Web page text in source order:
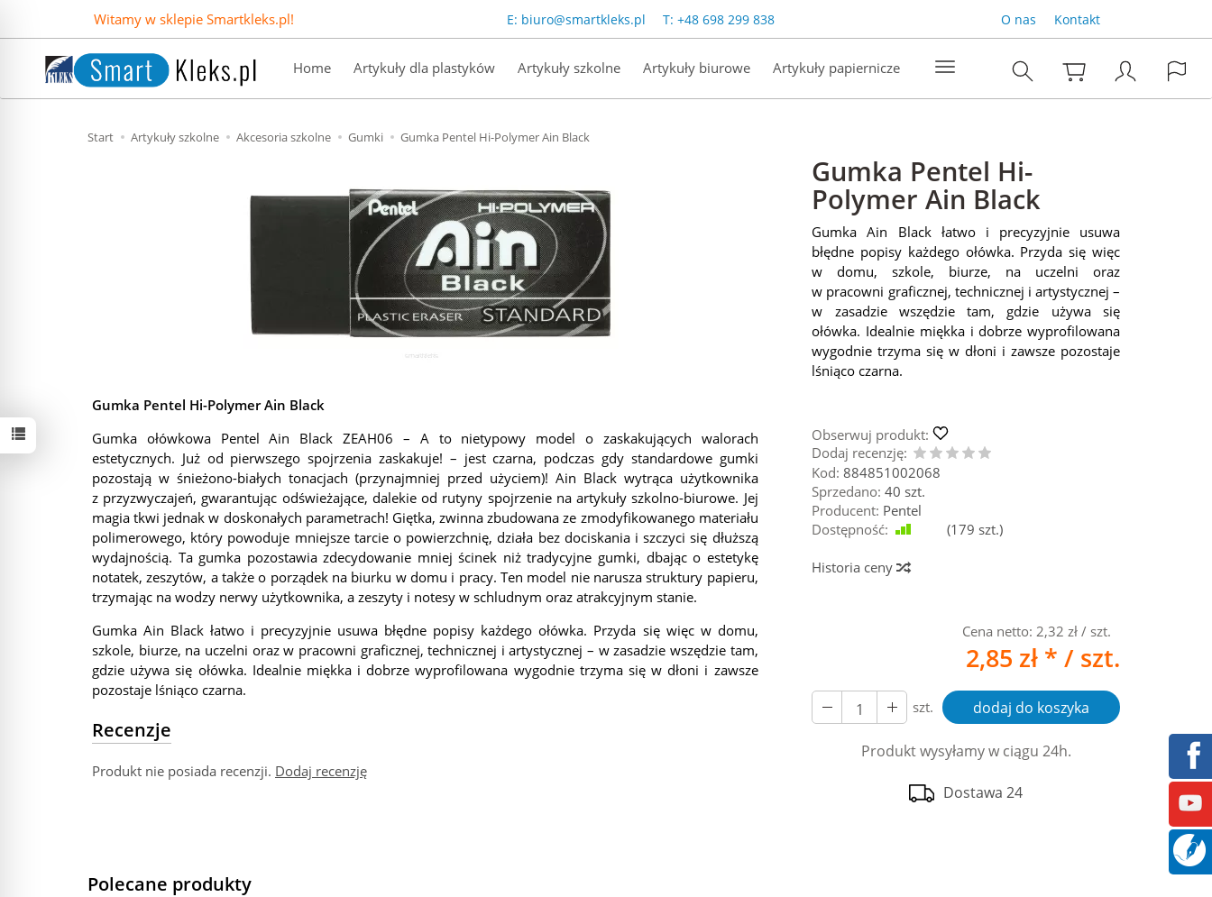
Witamy w sklepie Smartkleks.pl! E: biuro@smartkleks.pl T: +48 698 299 838 O nas Kontakt
Home Artykuły dla plastyków Artykuły szkolne Artykuły biurowe Artykuły papiernicze
Start Artykuły szkolne Akcesoria szkolne Gumki Gumka Pentel Hi-Polymer Ain Black
Gumka Pentel Hi-
Polymer Ain Black
Gumka Ain Black łatwo i precyzyjnie usuwa
błędne popisy każdego ołówka. Przyda się więc
w domu, szkole, biurze, na uczelni oraz
w pracowni graficznej, technicznej i artystycznej –
w zasadzie wszędzie tam, gdzie używa się
ołówka. Idealnie miękka i dobrze wyprofilowana
wygodnie trzyma się w dłoni i zawsze pozostaje
lśniąco czarna.
Obserwuj produkt:
Dodaj recenzję:
Kod: 884851002068
Sprzedano: 40 szt.
Producent: Pentel
Dostępność:
(179 szt.)
Historia ceny
Cena netto: 2,32 zł / szt.
2,85 zł * / szt.
szt. dodaj do koszyka
Produkt wysyłamy w ciągu 24h.
Dostawa 24
Gumka Pentel Hi-Polymer Ain Black
Gumka ołówkowa Pentel Ain Black ZEAH06 – A to nietypowy model o zaskakujących walorach
estetycznych. Już od pierwszego spojrzenia zaskakuje! – jest czarna, podczas gdy standardowe gumki
pozostają w śnieżono-białych tonacjach (przynajmniej przed użyciem)! Ain Black wytrąca użytkownika
z przyzwyczajeń, gwarantując odświeżające, dalekie od rutyny spojrzenie na artykuły szkolno-biurowe. Jej
magia tkwi jednak w doskonałych parametrach! Giętka, zwinna zbudowana ze zmodyfikowanego materiału
polimerowego, który powoduje mniejsze tarcie o powierzchnię, działa bez dociskania i szczyci się dłuższą
wydajnością. Ta gumka pozostawia zdecydowanie mniej ścinek niż tradycyjne gumki, dbając o estetykę
notatek, zeszytów, a także o porządek na biurku w domu i pracy. Ten model nie narusza struktury papieru,
trzymając na wodzy nerwy użytkownika, a zeszyty i notesy w schludnym oraz atrakcyjnym stanie.
Gumka Ain Black łatwo i precyzyjnie usuwa błędne popisy każdego ołówka. Przyda się więc w domu,
szkole, biurze, na uczelni oraz w pracowni graficznej, technicznej i artystycznej – w zasadzie wszędzie tam,
gdzie używa się ołówka. Idealnie miękka i dobrze wyprofilowana wygodnie trzyma się w dłoni i zawsze
pozostaje lśniąco czarna.
Recenzje
Produkt nie posiada recenzji. Dodaj recenzję
Polecane produkty